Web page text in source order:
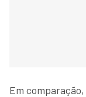
Em